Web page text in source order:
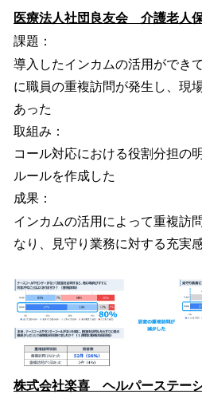
医療法人社団良友会 介護老人
課題：
導入したインカムの活用ができ
に職員の重複訪問が発生し、現
あった
取組み：
コール対応における役割分担の
ルールを作成した
成果：
インカムの活用によって重複訪
なり、見守り業務に対する充実
株式会社楽喜 ヘルパーステー